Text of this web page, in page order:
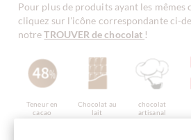
Pour plus de produits ayant les mêmes
cliquez sur l'icône correspondante ci-
notreTROUVER de chocolat !
Teneur en
cacao
Chocolat au
lait
chocolat
artisanal